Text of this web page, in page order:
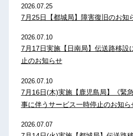
2026.07.25
7月25日【都城局】障害復旧のお知
2026.07.10
7月17日実施【日南局】伝送路移設
止のお知らせ
2026.07.10
7月16日(木)実施【鹿児島局】《緊
事に伴うサービス一時停止のお知ら
2026.07.07